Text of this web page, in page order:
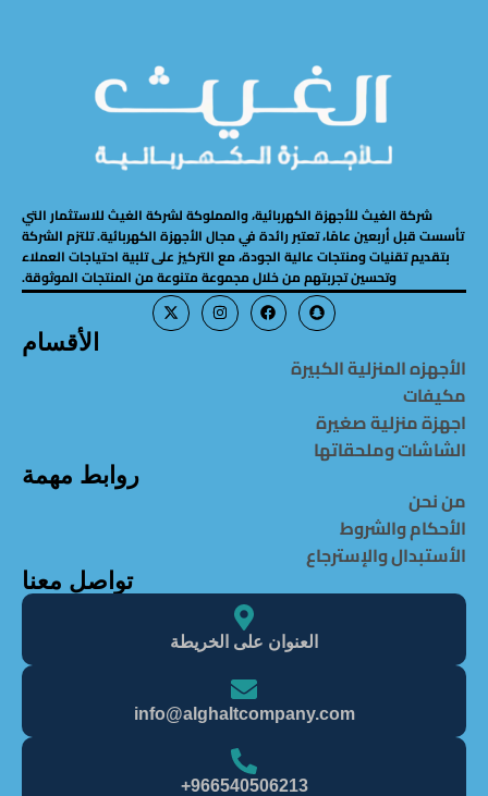
شركة الغيث للأجهزة الكهربائية، والمملوكة لشركة الغيث للاستثمار التي
تأسست قبل أربعين عامًا، تعتبر رائدة في مجال الأجهزة الكهربائية. تلتزم الشركة
بتقديم تقنيات ومنتجات عالية الجودة، مع التركيز على تلبية احتياجات العملاء
وتحسين تجربتهم من خلال مجموعة متنوعة من المنتجات الموثوقة.
الأقسام
الأجهزه المنزلية الكبيرة
مكيفات
اجهزة منزلية صغيرة
الشاشات وملحقاتها
روابط مهمة
من نحن
الأحكام والشروط
الأستبدال والإسترجاع
تواصل معنا
العنوان على الخريطة
info@alghaItcompany.com
966540506213+